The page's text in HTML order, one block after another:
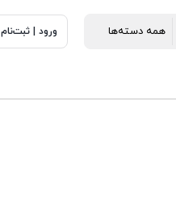
ورود | ثبت‌نام